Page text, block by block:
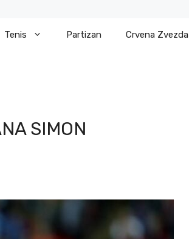
Tenis Partizan Crvena Zvezda
SIMON